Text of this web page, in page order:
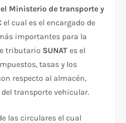
el Ministerio de transporte y
el cual es el encargado de
importantes para la
tributario SUNATes el
tasas y los
respecto al almacén,
transporte vehicular.
las circulares el cual